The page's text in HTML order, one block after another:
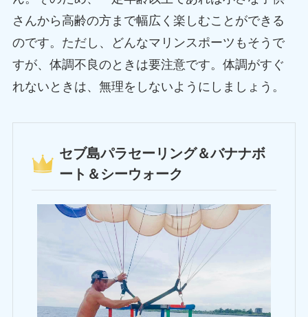
さんから高齢の方まで幅広く楽しむことができる
のです。ただし、どんなマリンスポーツもそうで
すが、体調不良のときは要注意です。体調がすぐ
れないときは、無理をしないようにしましょう。
セブ島パラセーリング＆バナナボ
ート＆シーウォーク